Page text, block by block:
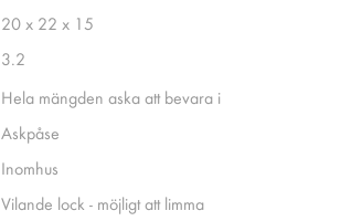
20 x 22 x 15
3.2
Hela mängden aska att bevara i
Askpåse
Inomhus
Vilande lock - möjligt att limma